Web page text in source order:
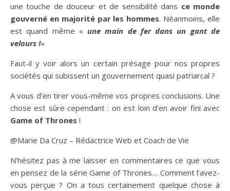
une touche de douceur et de sensibilité dans ce monde
gouverné en majorité par les hommes. Néanmoins, elle
est quand même «une main de fer dans un gant de
velours !«
Faut-il y voir alors un certain présage pour nos propres
sociétés qui subissent un gouvernement quasi patriarcal ?
A vous d’en tirer vous-même vos propres conclusions. Une
chose est sûre cependant : on est loin d’en avoir fini avec
Game of Thrones !
@Marie Da Cruz – Rédactrice Web et Coach de Vie
N’hésitez pas à me laisser en commentaires ce que vous
en pensez de la série Game of Thrones… Comment l’avez-
vous perçue ? On a tous certainement quelque chose à